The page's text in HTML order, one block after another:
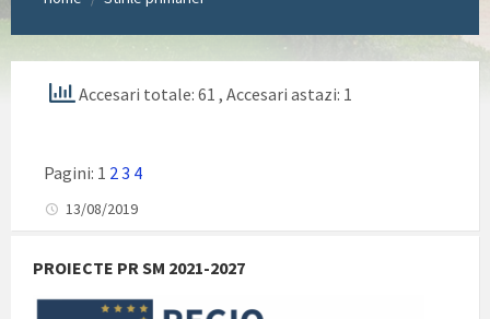
Accesari totale: 61 , Accesari astazi: 1
Pagini: 1 2 3 4
13/08/2019
PROIECTE PR SM 2021-2027